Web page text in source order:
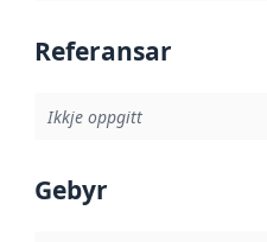
Referansar
Ikkje oppgitt
Gebyr